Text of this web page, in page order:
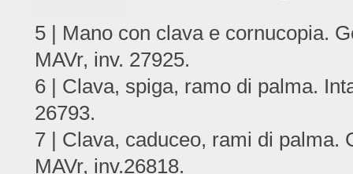
5 | Mano con clava e cornucopia.
MAVr, inv. 27925.
6 | Clava, spiga, ramo di palma.
26793.
7 | Clava, caduceo, rami di palma.
MAVr, inv.26818.